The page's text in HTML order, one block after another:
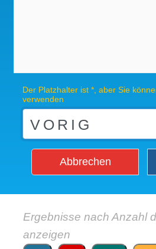
Der Platzhalter ist *, aber Sie
verwenden
Abbrechen
Ergebnisse nach Anzahl
anzeigen